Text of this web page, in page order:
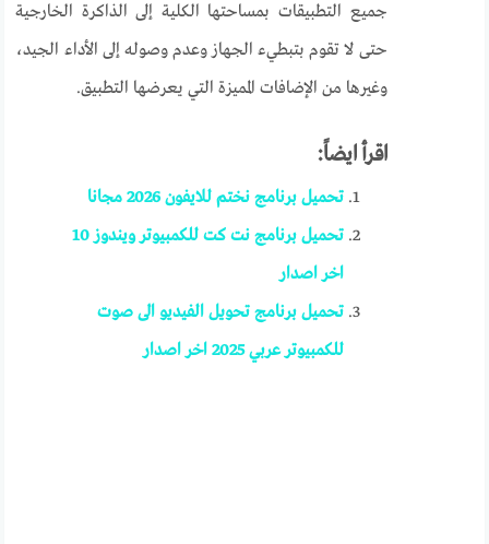
جميع التطبيقات بمساحتها الكلية إلى الذاكرة الخارجية
حتى لا تقوم بتبطيء الجهاز وعدم وصوله إلى الأداء الجيد،
وغيرها من الإضافات المميزة التي يعرضها التطبيق.
اقرأ ايضاً:
تحميل برنامج نختم للايفون 2026 مجانا
تحميل برنامج نت كت للكمبيوتر ويندوز 10
اخر اصدار
تحميل برنامج تحويل الفيديو الى صوت
للكمبيوتر عربي 2025 اخر اصدار